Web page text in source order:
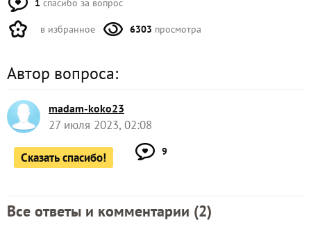
1 спасибо за вопрос
в избранное 6303 просмотра
Автор вопроса:
madam-koko23
27 июля 2023, 02:08
Сказать спасибо! 9
Все ответы и комментарии (2)